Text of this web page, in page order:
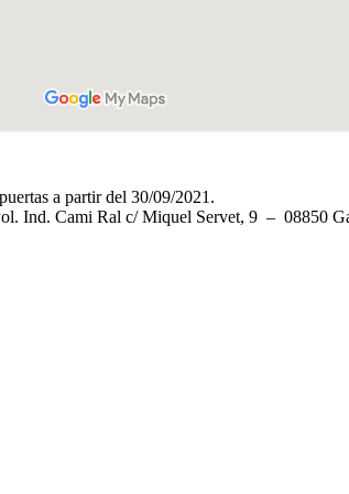
a partir del 30/09/2021.
Ind. Cami Ral c/ Miquel Servet, 9 – 08850